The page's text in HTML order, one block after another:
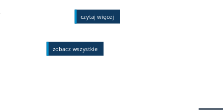
czytaj więcej
zobacz wszystkie